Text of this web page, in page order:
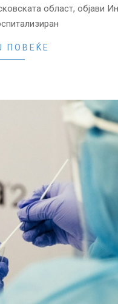
област, објави
ПОВЕЌЕ